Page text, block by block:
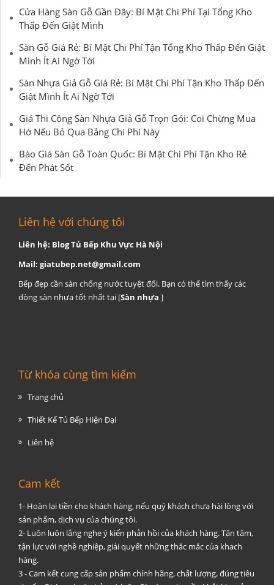
Cửa Hàng Sàn Gỗ Gần Đây: Bí Mật Chi Phí Tại Tổng Kho
Thấp Đến Giật Mình
Sàn Gỗ Giá Rẻ: Bí Mật Chi Phí Tận Tổng Kho Thấp Đến Giật
Mình Ít Ai Ngờ Tới
Sàn Nhựa Giả Gỗ Giá Rẻ: Bí Mật Chi Phí Tận Kho Thấp Đến
Giật Mình Ít Ai Ngờ Tới
Giá Thi Công Sàn Nhựa Giả Gỗ Trọn Gói: Coi Chừng Mua
Hớ Nếu Bỏ Qua Bảng Chi Phí Này
Báo Giá Sàn Gỗ Toàn Quốc: Bí Mật Chi Phí Tận Kho Rẻ
Đến Phát Sốt
Liên hệ với chúng tôi
Liên hệ: Blog Tủ Bếp Khu Vực Hà Nội
Mail: giatubep.net@gmail.com
Bếp đẹp cần sàn chống nước tuyệt đối. Bạn có thể tìm thấy các
dòng sàn nhựa tốt nhất tại [Sàn nhựa ]
Từ khóa cùng tìm kiếm
Trang chủ
Thiết Kế Tủ Bếp Hiện Đại
Liên hệ
Cam kết
1- Hoàn lại tiền cho khách hàng, nếu quý khách chưa hài lòng với
sản phẩm, dịch vụ của chúng tôi.
2- Luôn luôn lắng nghe ý kiến phản hồi của khách hàng. Tận tâm,
tận lực với nghề nghiệp, giải quyết những thắc mắc của khach
hàng.
3 - Cam kết cung cấp sản phẩm chính hãng, chất lượng, đúng tiêu